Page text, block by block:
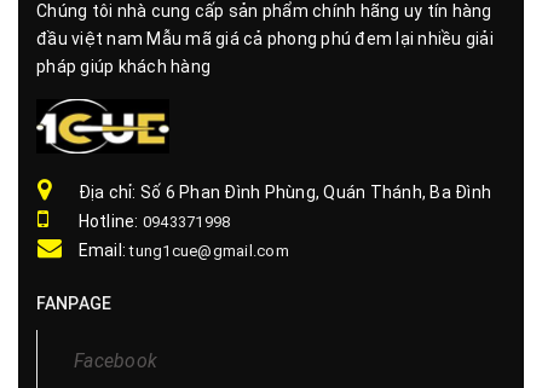
Chúng tôi nhà cung cấp sản phẩm chính hãng uy tín hàng
đầu việt nam Mẫu mã giá cả phong phú đem lại nhiều giải
pháp giúp khách hàng
Địa chỉ: Số 6 Phan Đình Phùng, Quán Thánh, Ba Đình
Hotline: 0943371998
Email:tung1cue@gmail.com
FANPAGE
Facebook